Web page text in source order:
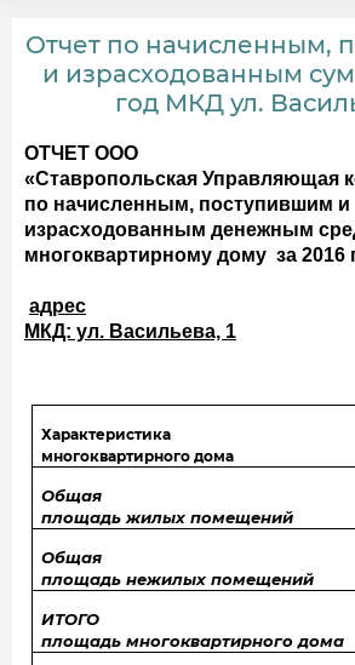
Отчет по начисленным,
и израсходованным
год МКД ул.
ОТЧЕТ ООО
«Ставропольская Управляющая
по начисленным, поступившим и
израсходованным денежным
многоквартирному дому
адрес
МКД: ул. Васильева, 1
Характеристика
многоквартирного дома
Общая
площадь жилых помещений
Общая
площадь нежилых помещений
ИТОГО
площадь многоквартирного дома